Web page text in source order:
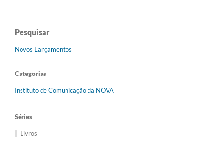
Pesquisar
Novos Lançamentos
Categorias
Instituto de Comunicação da NOVA
Séries
Livros